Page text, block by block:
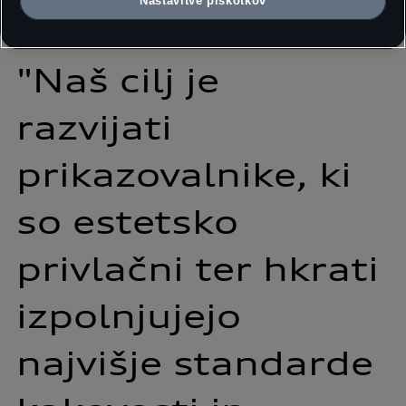
"Naš cilj je
razvijati
prikazovalnike, ki
so estetsko
privlačni ter hkrati
izpolnjujejo
najvišje standarde